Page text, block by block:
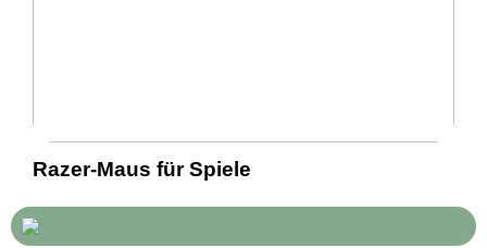
Razer-Maus für Spiele